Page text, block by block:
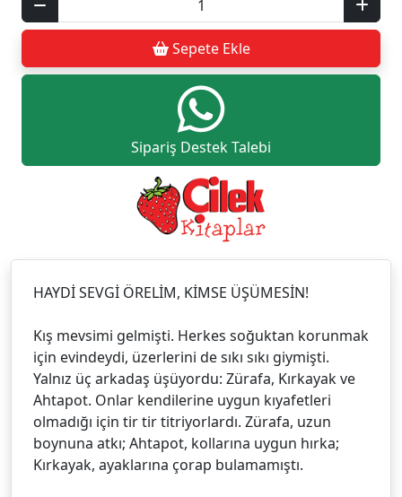
Sepete Ekle
Sipariş Destek Talebi
HAYDİ SEVGİ ÖRELİM, KİMSE ÜŞÜMESİN!
Kış mevsimi gelmişti. Herkes soğuktan korunmak
için evindeydi, üzerlerini de sıkı sıkı giymişti.
Yalnız üç arkadaş üşüyordu: Zürafa, Kırkayak ve
Ahtapot. Onlar kendilerine uygun kıyafetleri
olmadığı için tir tir titriyorlardı. Zürafa, uzun
boynuna atkı; Ahtapot, kollarına uygun hırka;
Kırkayak, ayaklarına çorap bulamamıştı.